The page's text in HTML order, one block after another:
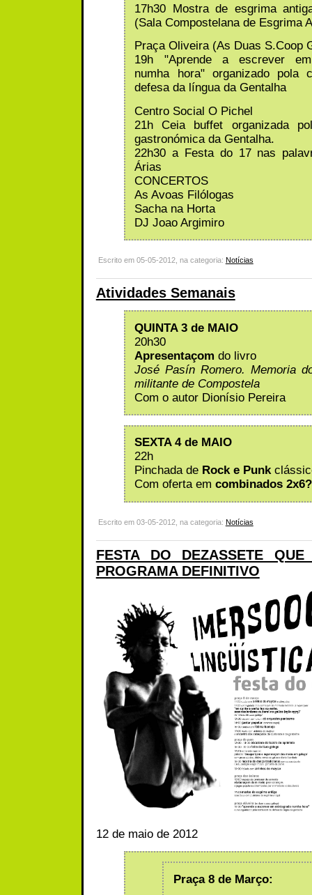
17h30 Mostra de esgrima
(Sala Compostelana de Esgrima
Praça Oliveira (As Duas S.Coop
19h "Aprende a escrever em
numha hora" organizado pola
defesa da língua da Gentalha
Centro Social O Pichel
21h Ceia buffet organizada
gastronómica da Gentalha.
22h30 a Festa do 17 nas
Árias
CONCERTOS
As Avoas Filólogas
Sacha na Horta
DJ Joao Argimiro
Escrito em 05-05-2012, na categoria: Notícias
Atividades Semanais
QUINTA 3 de MAIO
20h30
Apresentaçom do livro
José Pasín Romero. Memoria
militante de Compostela
Com o autor Dionísio Pereira
SEXTA 4 de MAIO
22h
Pinchada de Rock e Punk
Com oferta emcombinados 2x6?
Escrito em 03-05-2012, na categoria: Notícias
FESTA DO DEZASSETE
PROGRAMA DEFINITIVO
12 de maio de 2012
Praça 8 de Março: